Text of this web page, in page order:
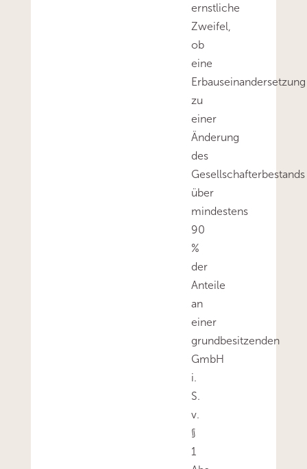
ernstliche
Zweifel,
ob
eine
Erbauseinandersetzung
zu
einer
Änderung
des
Gesellschafterbestands
über
mindestens
90
%
der
Anteile
an
einer
grundbesitzenden
GmbH
i.
S.
v.
§
1